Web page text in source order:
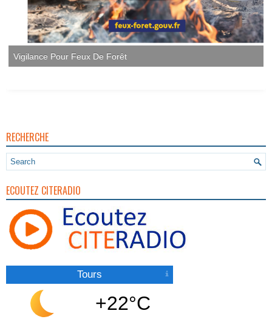
RECHERCHE
ECOUTEZ CITERADIO
Tours
+22°C